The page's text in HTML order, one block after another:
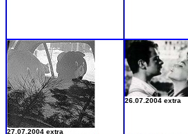
27.07.2004 extra
26.07.2004 extra